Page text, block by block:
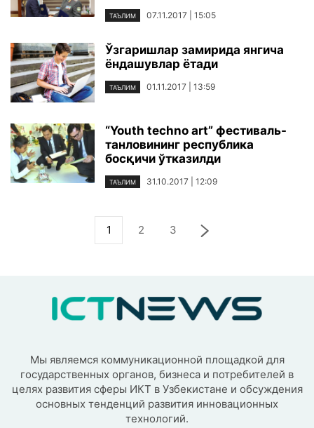
ТАЪЛИМ 07.11.2017 | 15:05
Ўзгаришлар замирида янгича
ёндашувлар ётади
ТАЪЛИМ 01.11.2017 | 13:59
“Youth techno art” фестиваль-
танловининг республика
босқичи ўтказилди
ТАЪЛИМ 31.10.2017 | 12:09
1 2 3
Мы являемся коммуникационной площадкой для
государственных органов, бизнеса и потребителей в
целях развития сферы ИКТ в Узбекистане и обсуждения
основных тенденций развития инновационных
технологий.